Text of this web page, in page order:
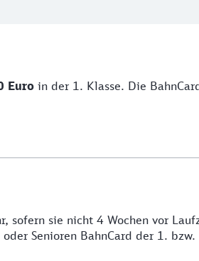
Euro in der 1. Klasse. Die
sofern sie nicht 4 Wochen vor
Senioren BahnCard der 1. bzw.